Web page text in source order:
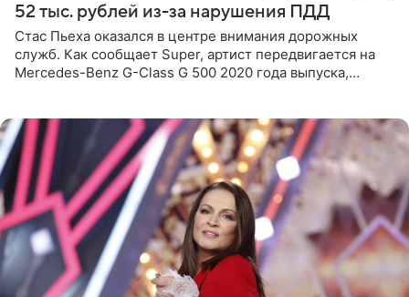
52 тыс. рублей из-за нарушения ПДД
Стас Пьеха оказался в центре внимания дорожных
служб. Как сообщает Super, артист передвигается на
Mercedes-Benz G-Class G 500 2020 года выпуска,